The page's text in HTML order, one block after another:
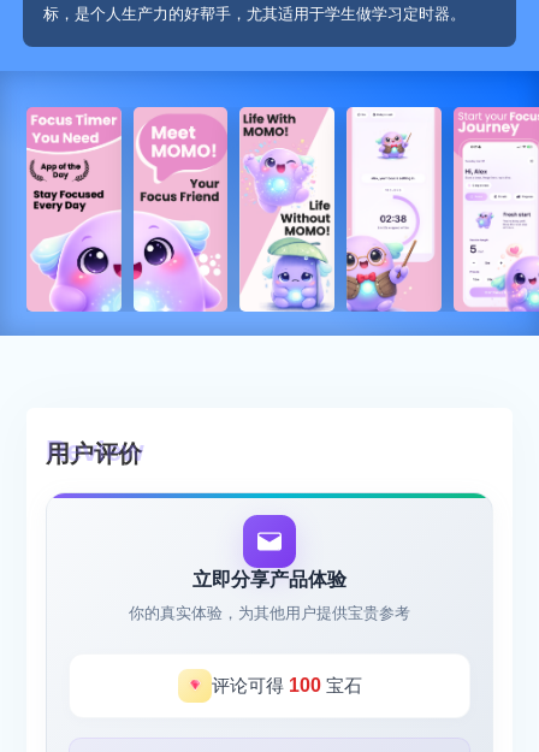
标，是个人生产力的好帮手，尤其适用于学生做学习定时器。
用户评价
立即分享产品体验
你的真实体验，为其他用户提供宝贵参考
评论可得 100宝石